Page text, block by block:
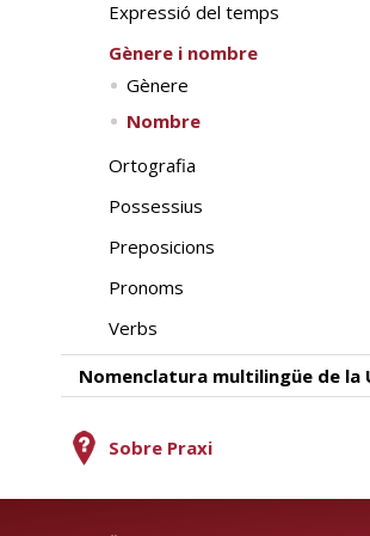
Expressió del temps
Gènere i nombre
Gènere
Nombre
Ortografia
Possessius
Preposicions
Pronoms
Verbs
Nomenclatura multilingüe de la
Sobre Praxi